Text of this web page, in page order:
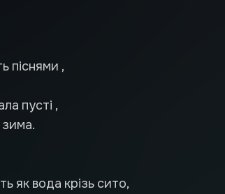
піснями ,
пусті ,
зима.
як вода крізь сито,